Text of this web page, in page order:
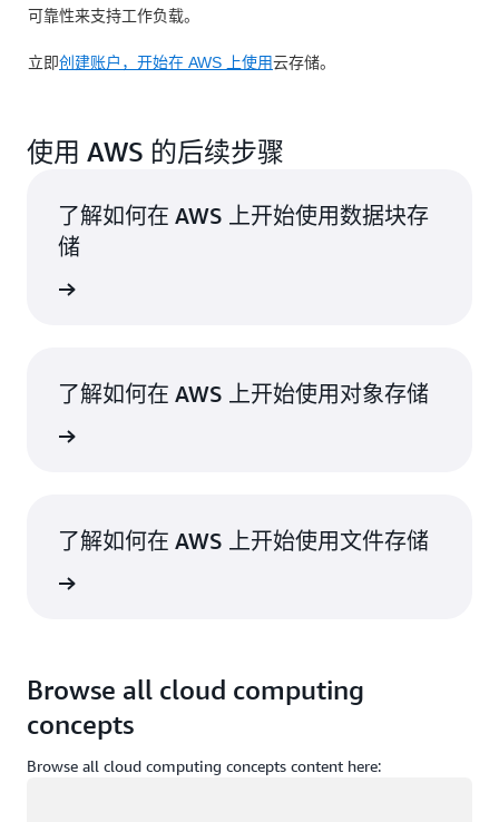
可靠性来支持工作负载。
立即创建账户，开始在 AWS 上使用云存储。
使用 AWS 的后续步骤
了解如何在 AWS 上开始使用数据块存
储
了解如何在 AWS 上开始使用对象存储
了解如何在 AWS 上开始使用文件存储
Browse all cloud computing
concepts
Browse all cloud computing concepts content here: